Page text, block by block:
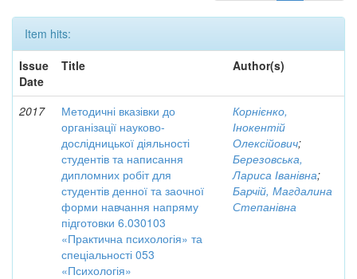
Item hits:
Issue
Date
Title Author(s)
2017
Методичні вказівки до
організації науково-
дослідницької діяльності
студентів та написання
дипломних робіт для
студентів денної та заочної
форми навчання напряму
підготовки 6.030103
«Практична психологія» та
спеціальності 053
«Психологія»
Корнієнко,
Інокентій
Олексійович;
Березовська,
Лариса Іванівна;
Барчій, Магдалина
Степанівна